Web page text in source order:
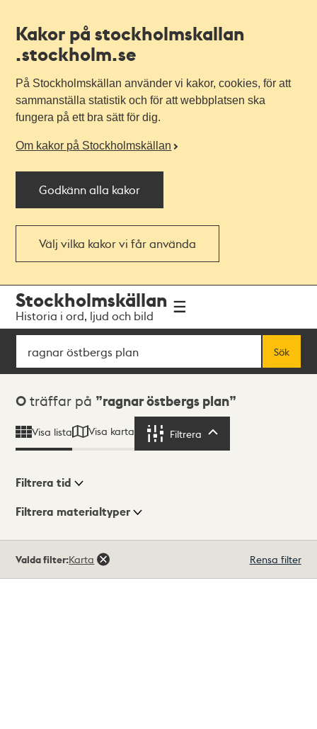
Kakor på stockholmskallan
.stockholm.se
På Stockholmskällan använder vi kakor, cookies, för att
sammanställa statistik och för att webbplatsen ska
fungera på ett bra sätt för dig.
Om kakor på Stockholmskällan
Godkänn alla kakor
Välj vilka kakor vi får använda
navigationen
huvudinnehållet
Stockholmskällan
Historia i ord, ljud och bild
Sök
Sök
Sökresultat
0 träffar på ragnar östbergs plan
Visa lista Visa karta Filtrera
Visningsläge
Filtrera tid
Filtrera materialtyper
träffar
Valda filter:Karta Rensa filter